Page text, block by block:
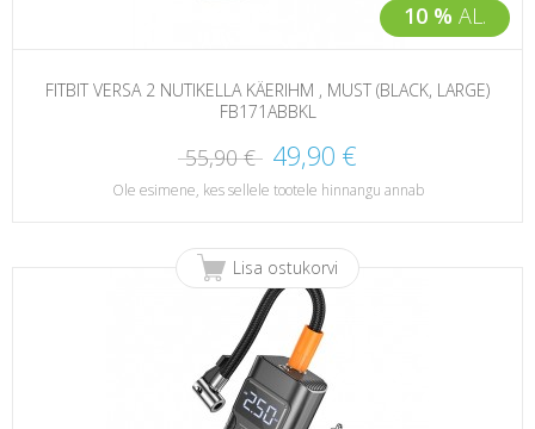
10 % AL.
FITBIT VERSA 2 NUTIKELLA KÄERIHM , MUST (BLACK, LARGE)
FB171ABBKL
55,90 € 49,90 €
Ole esimene, kes sellele tootele hinnangu annab
Lisa ostukorvi